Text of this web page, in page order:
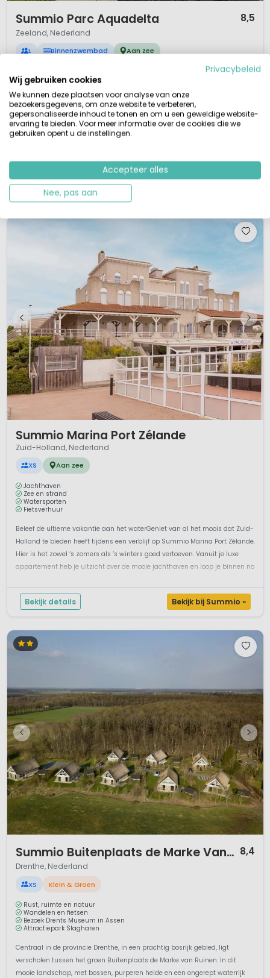
Summio Parc Aquadelta 8,5
Zeeland, Nederland
L Binnenzwembad Aan zee
Direct aan Grevelingenmeer
Uniek voor watersporters
Zwembad binnen met glijbaan
Dit schitterende vakantiecomplex is gelegen bij het vissersdorpje Bruinisse,
direct aan het bekende en bij watersporters zeer geliefde Grevelingenmeer,
op het schiereiland Schouwen-Duiveland. Op het vakantiepark vind je
GrevelingenmeerSummio Parc Aquadelta is een uniek vakanti...
Bekijk details
Summio Marina Port Zélande
Zuid-Holland, Nederland
XS Aan zee
Jachthaven
Zee en strand
Watersporten
Fietsverhuur
Beleef de ultieme vakantie aan het waterGeniet van al het moois dat Zuid-
Holland te bieden heeft tijdens een verblijf op Summio Marina Port Zélande.
Hier is het zowel ‘s zomers als ’s winters goed vertoeven. Vanuit je luxe
appartement heb je uitzicht over de mooie jachthaven en loop je binnen no
Bekijk details Bekijk bij Summio »
Summio Buitenplaats de Marke Van Ruinen 8,4
Drenthe, Nederland
XS Klein & Groen
Rust, ruimte en natuur
Wandelen en fietsen
Bezoek Drents Museum in Assen
Attractiepark Slagharen
Centraal in de provincie Drenthe, in een prachtig bosrijk gebied, ligt
verscholen tussen het groen Buitenplaats de Marke van Ruinen. In dit
mooie landschap, met bossen, purperen heide en een ongerept waterrijk
Privacybeleid
Wij gebruiken cookies
We kunnen deze plaatsen voor analyse van onze
bezoekersgegevens, om onze website te verbeteren,
gepersonaliseerde inhoud te tonen en om u een geweldige website-
ervaring te bieden. Voor meer informatie over de cookies die we
gebruiken opent u de instellingen.
Accepteer alles
Nee, pas aan